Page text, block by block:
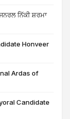
ਨਿੱਕੀ ਸ਼ਰਮਾ
Honveer
Ardas of
Candidate